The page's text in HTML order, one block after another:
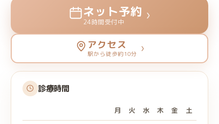
ネット予約
24時間受付中 ›
アクセス
駅から徒歩約10分 ›
診療時間
月 火 水 木 金 土